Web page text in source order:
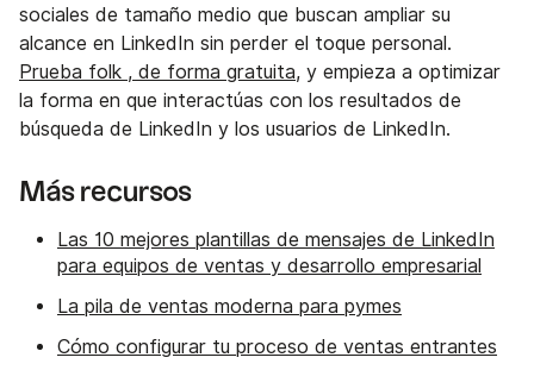
sociales de tamaño medio que buscan ampliar su
alcance en LinkedIn sin perder el toque personal.
Prueba folk , de forma gratuita, y empieza a optimizar
la forma en que interactúas con los resultados de
búsqueda de LinkedIn y los usuarios de LinkedIn.
Más recursos
Las 10 mejores plantillas de mensajes de LinkedIn
para equipos de ventas y desarrollo empresarial
La pila de ventas moderna para pymes
Cómo configurar tu proceso de ventas entrantes